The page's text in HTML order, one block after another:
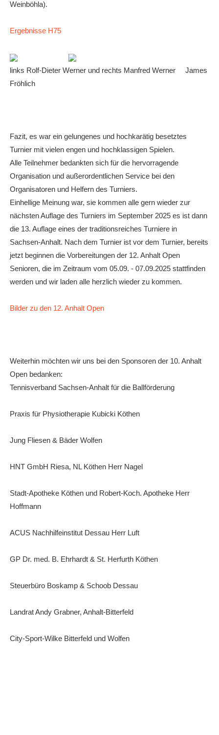
Weinböhla).
Ergebnisse H75
links Rolf-Dieter Werner und rechts Manfred Werner James
Fröhlich
Fazit, es war ein gelungenes und hochkarätig besetztes
Turnier mit vielen engen und hochklassigen Spielen.
Alle Teilnehmer bedankten sich für die hervorragende
Organisation und außerordentlichen Service bei den
Organisatoren und Helfern des Turniers.
Einhellige Meinung war, sie kommen alle gern wieder zur
nächsten Auflage des Turniers im September 2025 es ist dann
die 13. Auflage eines der traditionsreiches Turniere in
Sachsen-Anhalt. Nach dem Turnier ist vor dem Turnier, bereits
jetzt beginnen die Vorbereitungen der 12. Anhalt Open
Senioren, die im Zeitraum vom 05.09. - 07.09.2025 stattfinden
werden und wir laden alle herzlich wieder zu kommen.
Bilder zu den 12. Anhalt Open
Weiterhin möchten wir uns bei den Sponsoren der 10. Anhalt
Open bedanken:
Tennisverband Sachsen-Anhalt für die Ballförderung
Praxis für Physiotherapie Kubicki Köthen
Jung Fliesen & Bäder Wolfen
HNT GmbH Riesa, NL Köthen Herr Nagel
Stadt-Apotheke Köthen und Robert-Koch. Apotheke Herr
Hoffmann
ACUS Nachhilfeinstitut Dessau Herr Luft
GP Dr. med. B. Ehrhardt & St. Herfurth Köthen
Steuerbüro Boskamp & Schoob Dessau
Landrat Andy Grabner, Anhalt-Bitterfeld
City-Sport-Wilke Bitterfeld und Wolfen